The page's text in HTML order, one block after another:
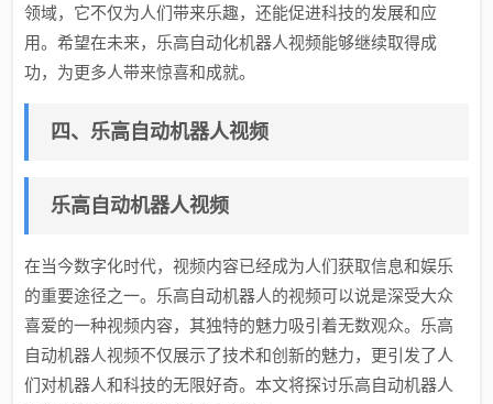
领域，它不仅为人们带来乐趣，还能促进科技的发展和应
用。希望在未来，乐高自动化机器人视频能够继续取得成
功，为更多人带来惊喜和成就。
四、乐高自动机器人视频
乐高自动机器人视频
在当今数字化时代，视频内容已经成为人们获取信息和娱乐
的重要途径之一。乐高自动机器人的视频可以说是深受大众
喜爱的一种视频内容，其独特的魅力吸引着无数观众。乐高
自动机器人视频不仅展示了技术和创新的魅力，更引发了人
们对机器人和科技的无限好奇。本文将探讨乐高自动机器人